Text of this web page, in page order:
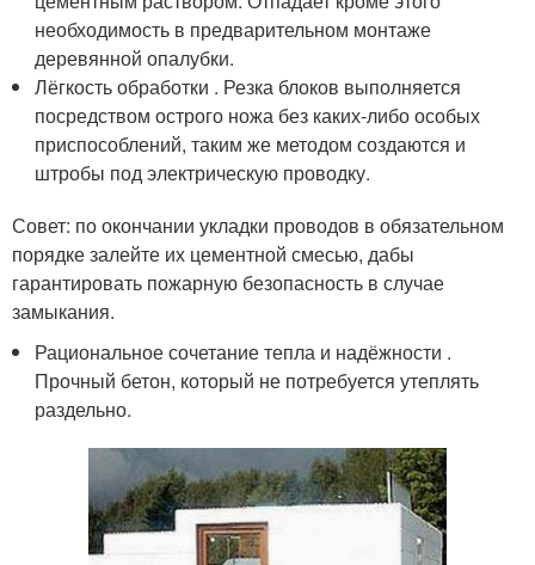
необходимость в предварительном монтаже
деревянной опалубки.
Лёгкость обработки . Резка блоков выполняется
посредством острого ножа без каких-либо особых
приспособлений, таким же методом создаются и
штробы под электрическую проводку.
Совет: по окончании укладки проводов в обязательном
порядке залейте их цементной смесью, дабы
гарантировать пожарную безопасность в случае
замыкания.
Рациональное сочетание тепла и надёжности .
Прочный бетон, который не потребуется утеплять
раздельно.